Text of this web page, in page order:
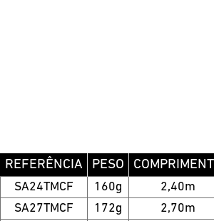
REFERÊNCIA PESO
SA24TMCF 160g 2,40m
SA27TMCF
172g 2,70m